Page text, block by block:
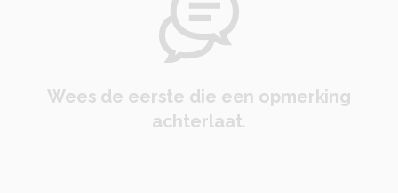
Wees de eerste die een opmerking
achterlaat.